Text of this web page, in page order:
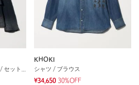
その他ジャケット / スーツ / セットアップ
KHOKI
シャツ / ブラウス
¥34,650 30%OFF